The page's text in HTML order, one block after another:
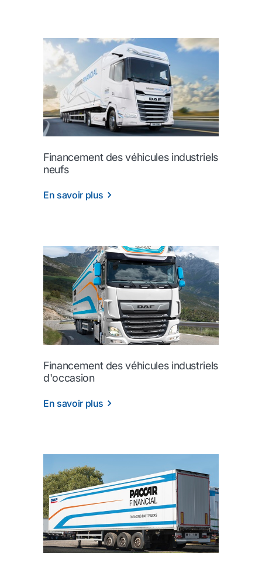
Financement des véhicules industriels
neufs
En savoir plus
Financement des véhicules industriels
d'occasion
En savoir plus